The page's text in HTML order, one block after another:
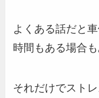
よくある話だと
時間もある場合も
それだけでスト